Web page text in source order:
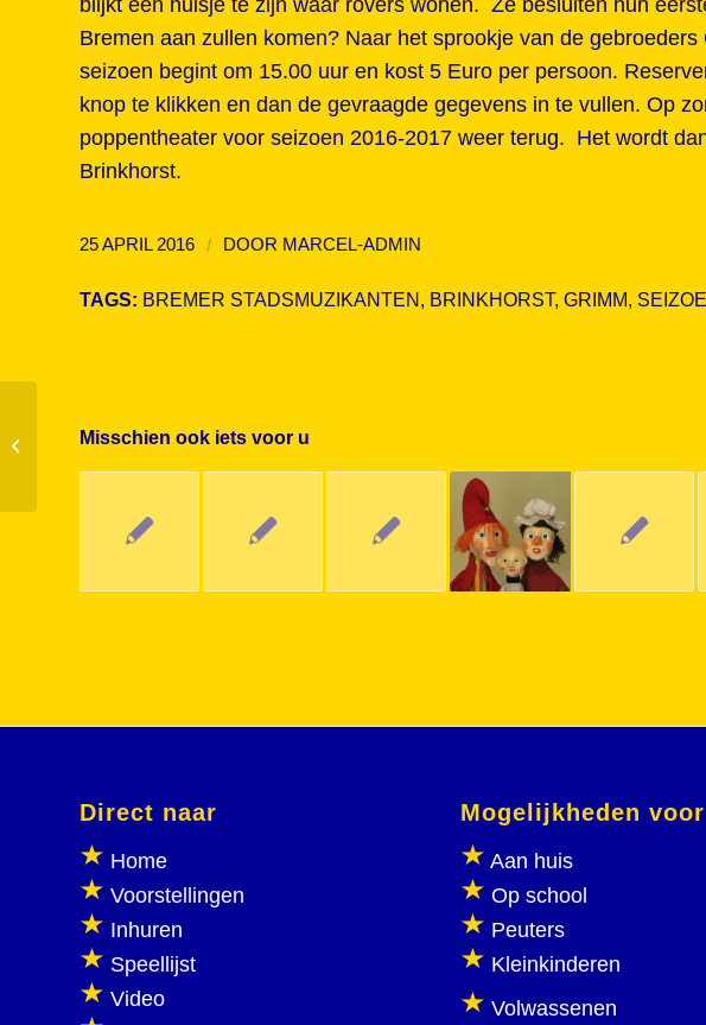
blijkt een huisje te zijn waar rovers wonen. Ze besluiten hun
Bremen aan zullen komen? Naar het sprookje van de
seizoen begint om 15.00 uur en kost 5 Euro per persoon.
knop te klikken en dan de gevraagde gegevens in te vullen. Op
poppentheater voor seizoen 2016-2017 weer terug. Het wordt
Brinkhorst.
25 APRIL 2016 / DOOR MARCEL-ADMIN
TAGS: BREMER STADSMUZIKANTEN BRINKHORST, GRIMM
Misschien ook iets voor u
Direct naar
Home
Voorstellingen
Inhuren
Speellijst
Video
Mogelijkheden voor
Aan huis
Op school
Peuters
Kleinkinderen
Volwassenen
Poppen in recycling